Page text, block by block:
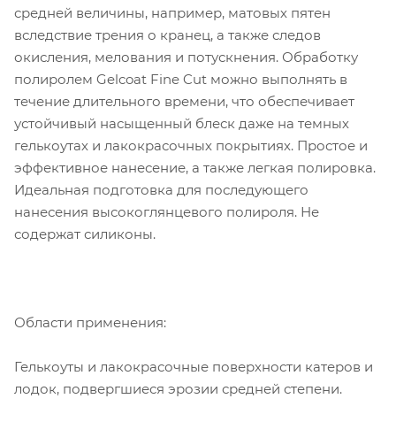
средней величины, например, матовых пятен
вследствие трения о кранец, а также следов
окисления, мелования и потускнения. Обработку
полиролем Gelcoat Fine Cut можно выполнять в
течение длительного времени, что обеспечивает
устойчивый насыщенный блеск даже на темных
гелькоутах и лакокрасочных покрытиях. Простое и
эффективное нанесение, а также легкая полировка.
Идеальная подготовка для последующего
нанесения высокоглянцевого полироля. Не
содержат силиконы.
Области применения:
Гелькоуты и лакокрасочные поверхности катеров и
лодок, подвергшиеся эрозии средней степени.